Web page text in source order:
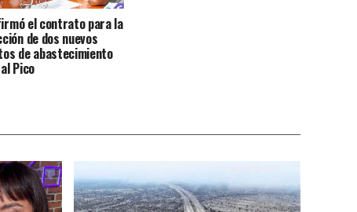
el contrato para la
de dos nuevos
de abastecimiento
Pico